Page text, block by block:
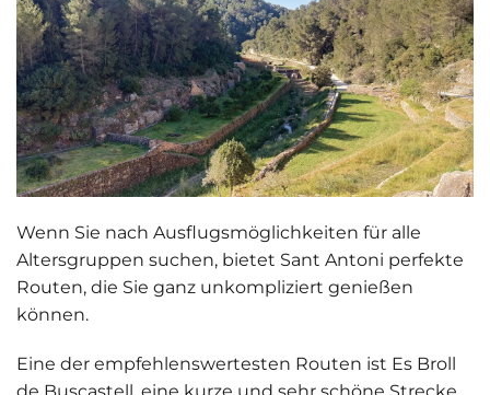
Wenn Sie nach Ausflugsmöglichkeiten für alle
Altersgruppen suchen, bietet Sant Antoni perfekte
Routen, die Sie ganz unkompliziert genießen
können.
Eine der empfehlenswertesten Routen ist Es Broll